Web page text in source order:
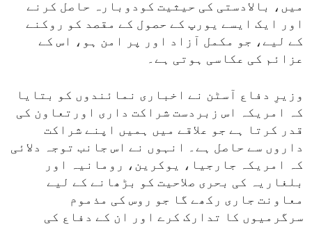
میں، بالادستی کی حیثیت کودوبارہ حاصل کرنے
اور ایک ایسے یورپ کے حصول کے مقصد کو روکنے
کے لیے، جو مکمل آزاد اور پر امن ہو، اس کے
عزائم کی عکاسی ہوتی ہے۔
وزیرِ دفاع آسٹن نے اخباری نمائندوں کو بتایا
کہ امریکہ اس زبردست شراکت داری اورتعاون کی
قدر کرتا ہے جو علاقے میں ہمیں اپنے شراکت
داروں سے حاصل ہے۔ انہوں نے اس جانب توجہ دلائی
کہ امریکہ جارجیا، یوکرین، رومانیہ اور
بلغاریہ کی بحری صلاحیت کو بڑھانے کے لیے
معاونت جاری رکھے گا جو روس کی مذموم
سرگرمیوں کا تدارک کرے اور ان کے دفاع کی